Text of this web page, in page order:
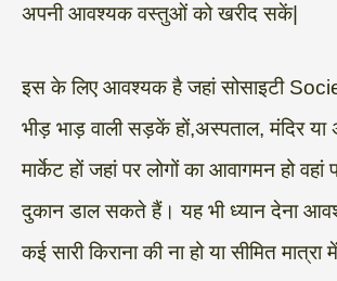
अपनी आवश्यक वस्तुओं को खरीद सकें|
इस के लिए आवश्यक है जहां सोसाइटी
भीड़ भाड़ वाली सड़कें हों,अस्पताल, मंदिर या
मार्केट हों जहां पर लोगों का आवागमन हो वहां
दुकान डाल सकते हैं। यह भी ध्यान देना
कई सारी किराना की ना हो या सीमित मात्रा